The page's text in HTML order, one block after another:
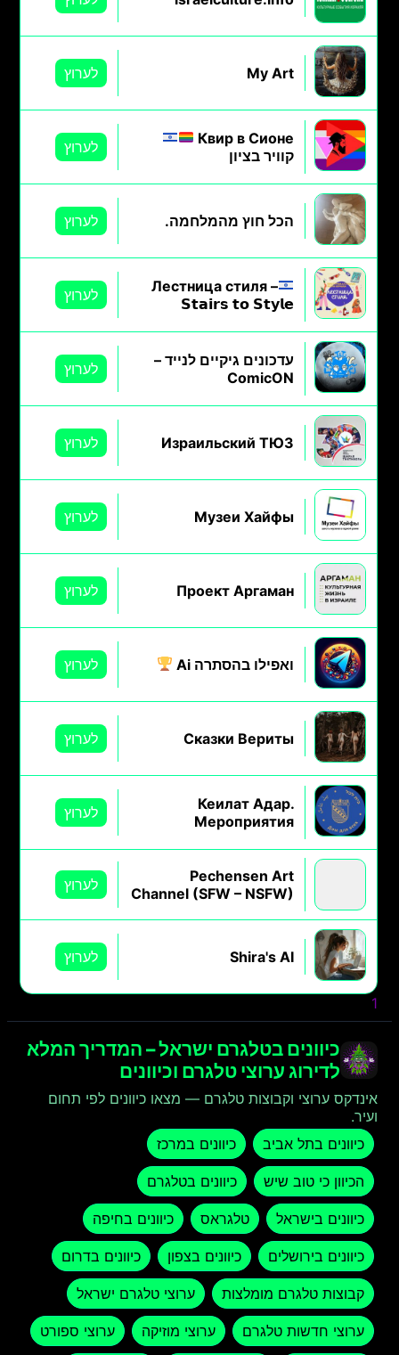
My Art לערוץ
Квир в Сионе
קוויר בציון
לערוץ
הכל חוץ מהמלחמה. לערוץ
Лестница стиля –
𝗦𝘁𝗮𝗶𝗿𝘀 𝘁𝗼 𝗦𝘁𝘆𝗹𝗲
לערוץ
עדכונים גיקיים לנייד –
ComicON
לערוץ
Израильский ТЮЗ לערוץ
Музеи Хайфы לערוץ
Проект Аргаман לערוץ
ואפילו בהסתרה Ai לערוץ
Сказки Вериты לערוץ
Кеилат Адар.
Мероприятия
לערוץ
Pechensen Art
Channel (SFW – NSFW)
לערוץ
Shira's AI לערוץ
1
כיוונים בטלגרם ישראל – המדריך המלא
לדירוג ערוצי טלגרם וכיוונים
אינדקס ערוצי וקבוצות טלגרם — מצאו כיוונים לפי תחום
ועיר.
כיוונים בתל אביב
כיוונים במרכז
הכיוון כי טוב שיש כיוונים בטלגרם
כיוונים בישראל טלגראס כיוונים בחיפה
כיוונים בירושלים כיוונים בצפון כיוונים בדרום
קבוצות טלגרם מומלצות ערוצי טלגרם ישראל
ערוצי חדשות טלגרם ערוצי מוזיקה ערוצי ספורט